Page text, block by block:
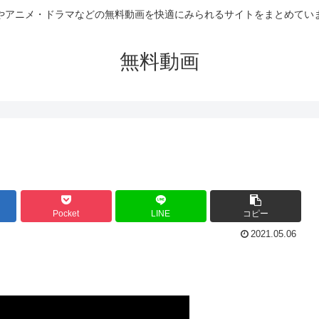
アニメ・ドラマなどの無料動画を快適にみられるサイトをまとめてい
無料動画
Pocket LINE コピー
2021.05.06